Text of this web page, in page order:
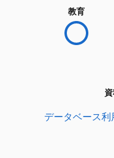
教育
データベース利